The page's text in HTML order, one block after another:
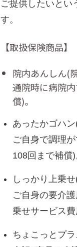
ご提供したいとい
す。
【取扱保険商品】
院内あんしん(
通院時に病院
償)。
あったかゴハ
ご自身で調理
108回まで補償)
しっかり上乗
ご自身の要介
乗せサービス
ちょこっとプ